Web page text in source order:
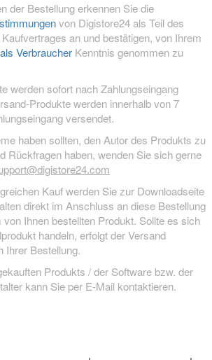
der Bestellung erkennen Sie die
von Digistore24 als Teil des
an und bestätigen, von Ihrem
Verbraucher Kenntnis genommen zu
werden sofort nach Zahlungseingang
Produkte werden innerhalb von 7
versendet.
haben sollten, den Autor des Produkts zu
Rückfragen haben, wenden Sie sich gerne
Kauf werden Sie zur Downloadseite
direkt im Anschluss an diese Bestellung
von Ihnen bestellten Produkt. Sollte es sich
handeln, erfolgt der Versand
Ihrer Bestellung.
Produkts / der Software bzw. der
kann Sie per E-Mail kontaktieren.